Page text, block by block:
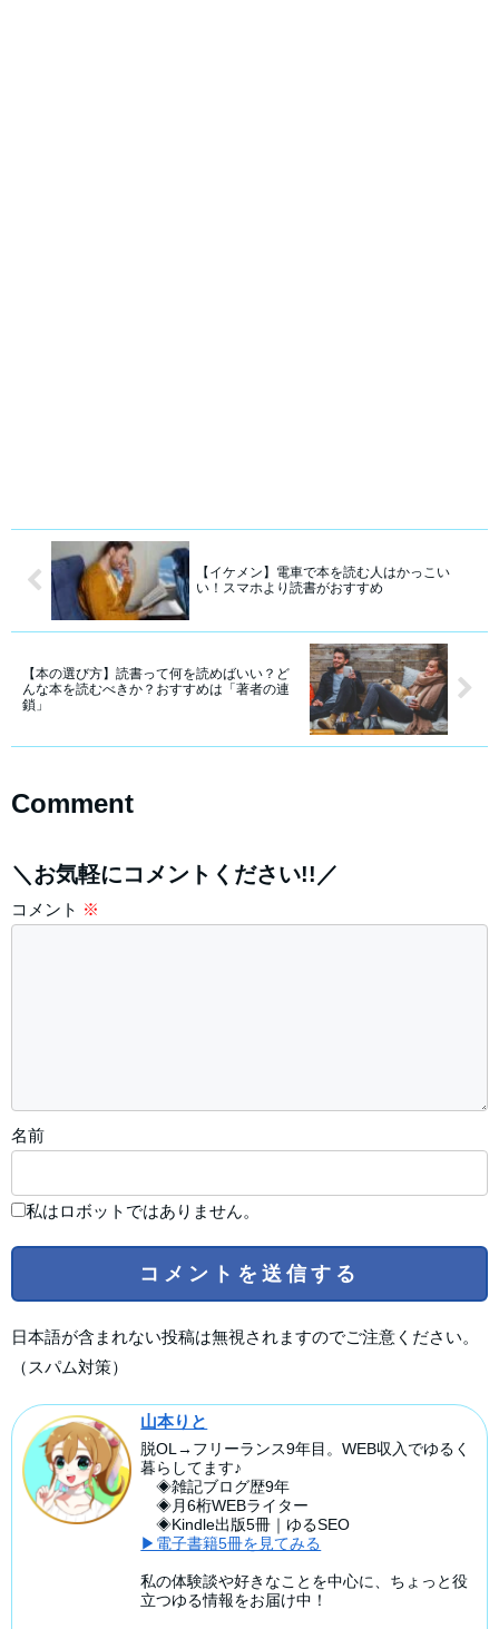
【イケメン】電車で本を読む人はかっこい
い！スマホより読書がおすすめ
【本の選び方】読書って何を読めばいい？ど
んな本を読むべきか？おすすめは「著者の連
鎖」
Comment
＼お気軽にコメントください!!／
コメント ※
名前
私はロボットではありません。
日本語が含まれない投稿は無視されますのでご注意ください。
（スパム対策）
山本りと
脱OL→フリーランス9年目。WEB収入でゆるく
暮らしてます♪
◈雑記ブログ歴9年
◈月6桁WEBライター
◈Kindle出版5冊｜ゆるSEO
▶電子書籍5冊を見てみる
私の体験談や好きなことを中心に、ちょっと役
立つゆる情報をお届け中！